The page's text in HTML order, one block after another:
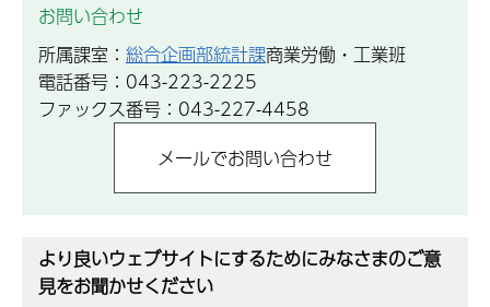
お問い合わせ
所属課室： 総合企画部統計課商業労働・工業班
電話番号：043-223-2225
ファックス番号：043-227-4458
より良いウェブサイトにするためにみなさまのご意
見をお聞かせください